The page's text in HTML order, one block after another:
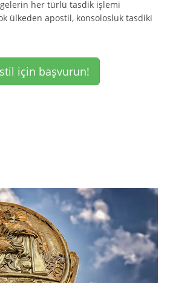
her türlü tasdik işlemi
ülkeden apostil, konsolosluk tasdiki
için başvurun!